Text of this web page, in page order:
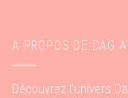
A PROPOS DE DAG
Découvrez l’univers